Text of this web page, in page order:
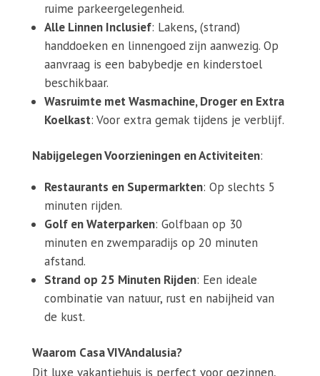
ruime parkeergelegenheid.
Alle Linnen Inclusief: Lakens, (strand)
handdoeken en linnengoed zijn aanwezig. Op
aanvraag is een babybedje en kinderstoel
beschikbaar.
Wasruimte met Wasmachine, Droger en Extra
Koelkast: Voor extra gemak tijdens je verblijf.
Nabijgelegen Voorzieningen en Activiteiten:
Restaurants en Supermarkten: Op slechts 5
minuten rijden.
Golf en Waterparken: Golfbaan op 30
minuten en zwemparadijs op 20 minuten
afstand.
Strand op 25 Minuten Rijden: Een ideale
combinatie van natuur, rust en nabijheid van
de kust.
Waarom Casa VIVAndalusia?
Dit luxe vakantiehuis is perfect voor gezinnen,